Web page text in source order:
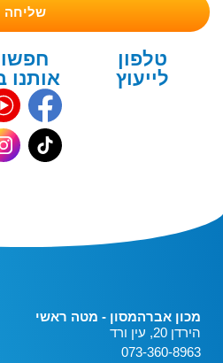
שליחה
טלפון
לייעוץ
חפשו
אותנו
מכון אברהמסון - מטה ראשי
הירדן 20, עין ורד
073-360-8963